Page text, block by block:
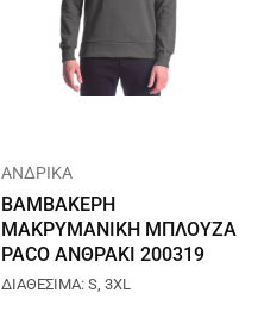
ΑΝΔΡΙΚΑ
ΒΑΜΒΑΚΕΡΗ
ΜΑΚΡΥΜΑΝΙΚΗ ΜΠΛΟΥΖΑ
PACO ΑΝΘΡΑΚΙ 200319
ΔΙΑΘΕΣΙΜΑ: S, 3XL